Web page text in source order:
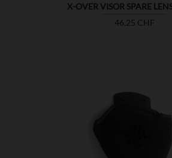
X-OVER VISOR SPARE
Prix
46,25 CHF
